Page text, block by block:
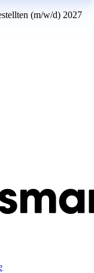
(m/w/d) 2027